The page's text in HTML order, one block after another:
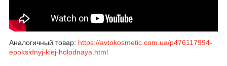
Аналогичный товар: https://avtokosmetic.com.ua/p476117994-
epoksidnyj-klej-holodnaya.html